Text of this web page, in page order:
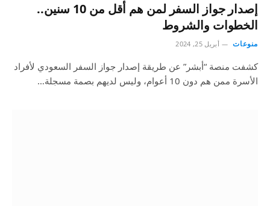
إصدار جواز السفر لمن هم أقل من 10 سنين..
الخطوات والشروط
منوعات أبريل 25, 2024
كشفت منصة “أبشر” عن طريقة إصدار جواز السفر السعودي لأفراد
الأسرة ممن هم دون 10 أعوام، وليس لديهم بصمة مسجلة…